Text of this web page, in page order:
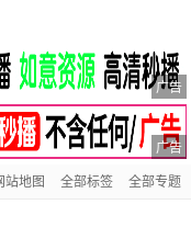
广告
广告
站地图 全部标签 全部专题